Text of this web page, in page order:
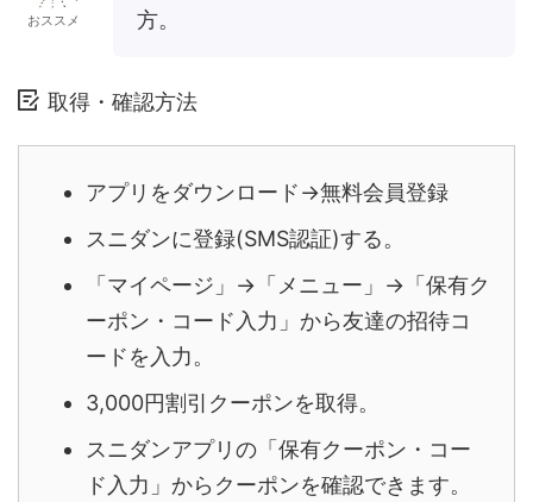
おススメ
方。
取得・確認方法
アプリをダウンロード→無料会員登録
スニダンに登録(SMS認証)する。
「マイページ」→「メニュー」→「保有ク
ーポン・コード入力」から友達の招待コ
ードを入力。
3,000円割引クーポンを取得。
スニダンアプリの「保有クーポン・コー
ド入力」からクーポンを確認できます。